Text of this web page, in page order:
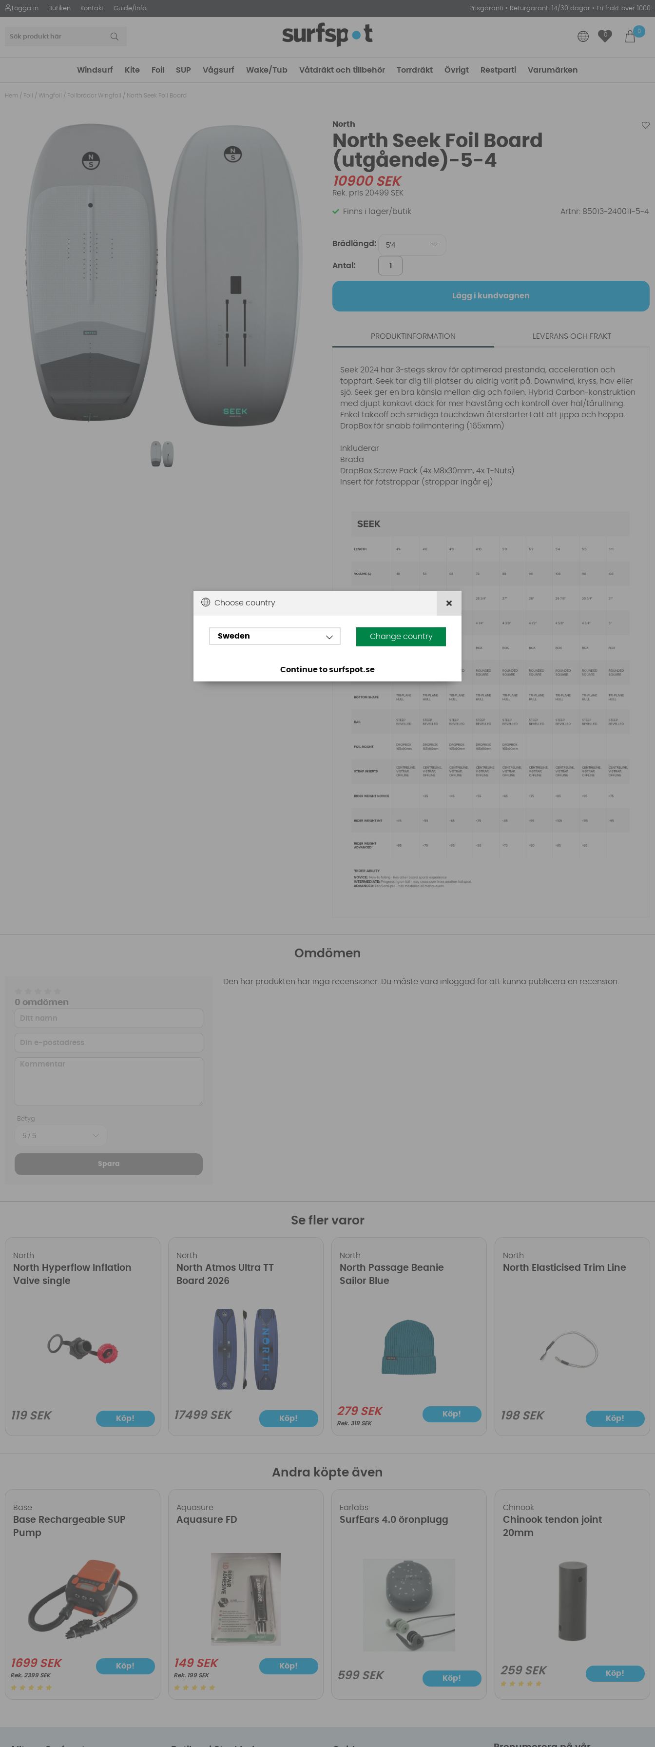
Logga in Butiken Kontakt Guide/Info Prisgaranti • Returgaranti 14/30 dagar • Fri frakt över 1000:-
0
0
Windsurf Kite Foil SUP Vågsurf Wake/Tub Våtdräkt och tillbehör Torrdräkt Övrigt Restparti Varumärken
Hem / Foil / Wingfoil / Foilbrädor Wingfoil / North Seek Foil Board
North
North Seek Foil Board
(utgående)-5-4
10900SEK
20499 SEK
Finns i lager/butik Artnr: 85013-240011-5-4
Brädlängd:
Antal:
Lägg i kundvagnen
PRODUKTINFORMATION
Seek 2024 har 3-stegs skrov för optimerad prestanda, acceleration och
toppfart. Seek tar dig till platser du aldrig varit på. Downwind, kryss, hav eller
sjö. Seek ger en bra känsla mellan dig och foilen. Hybrid Carbon-konstruktion
med djupt konkavt däck för mer hävstång och kontroll över häl/tårullning.
Enkel takeoff och smidiga touchdown återstarter.Lätt att jippa och hoppa.
DropBox för snabb foilmontering (165xmm)
Inkluderar
Bräda
DropBox Screw Pack (4x M8x30mm, 4x T-Nuts)
Insert för fotstroppar (stroppar ingår ej)
LEVERANS OCH FRAKT
Omdömen
0 omdömen
Betyg
Spara
Den här produkten har inga recensioner. Du måste vara inloggad för att kunna publicera en recension.
Se fler varor
North
North Hyperflow Inflation
Valve single
119 SEK Köp!
North
North Atmos Ultra TT
Board 2026
17499 SEK Köp!
North
North Passage Beanie
Sailor Blue
279 SEK
319 SEK
Köp!
North
North Elasticised Trim Line
198 SEK Köp!
Andra köpte även
Base
Base Rechargeable SUP
Pump
1699 SEK
2399 SEK
Köp!
Aquasure
Aquasure FD
149 SEK
199 SEK
Köp!
Earlabs
SurfEars 4.0 öronplugg
599 SEK Köp!
Chinook
Chinook tendon joint
20mm
259 SEK Köp!
Choose country
Sweden Change country
Continue to surfspot.se